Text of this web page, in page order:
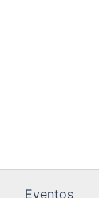
Eventos